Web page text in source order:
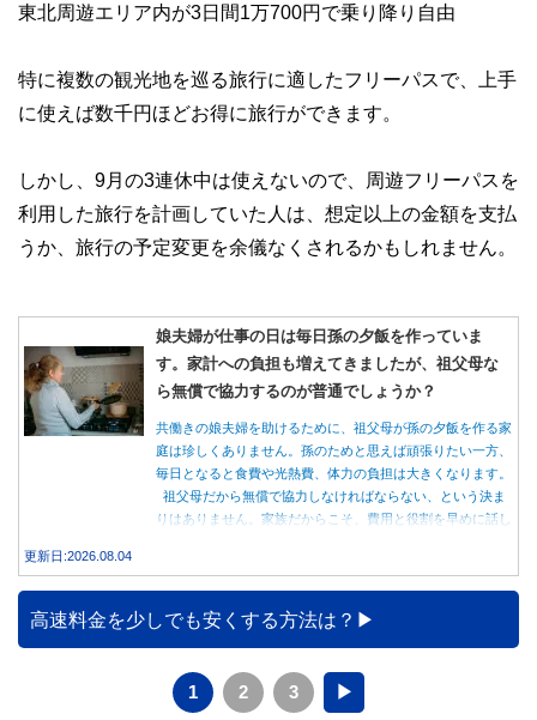
東北周遊エリア内が3日間1万700円で乗り降り自由
特に複数の観光地を巡る旅行に適したフリーパスで、上手
に使えば数千円ほどお得に旅行ができます。
しかし、9月の3連休中は使えないので、周遊フリーパスを
利用した旅行を計画していた人は、想定以上の金額を支払
うか、旅行の予定変更を余儀なくされるかもしれません。
娘夫婦が仕事の日は毎日孫の夕飯を作っていま
す。家計への負担も増えてきましたが、祖父母な
ら無償で協力するのが普通でしょうか？
共働きの娘夫婦を助けるために、祖父母が孫の夕飯を作る家
庭は珍しくありません。孫のためと思えば頑張りたい一方、
毎日となると食費や光熱費、体力の負担は大きくなります。
祖父母だから無償で協力しなければならない、という決ま
りはありません。家族だからこそ、費用と役割を早めに話し
更新日:2026.08.04
高速料金を少しでも安くする方法は？
1 2 3 ▶